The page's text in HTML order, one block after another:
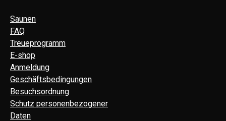
Saunen
FAQ
Treueprogramm
E-shop
Anmeldung
Geschäftsbedingungen
Besuchsordnung
Schutz personenbezogener
Daten